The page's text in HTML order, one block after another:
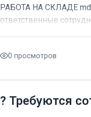
РАБОТА НА СКЛАДЕ
ответственные
0 просмотров
? Требуются